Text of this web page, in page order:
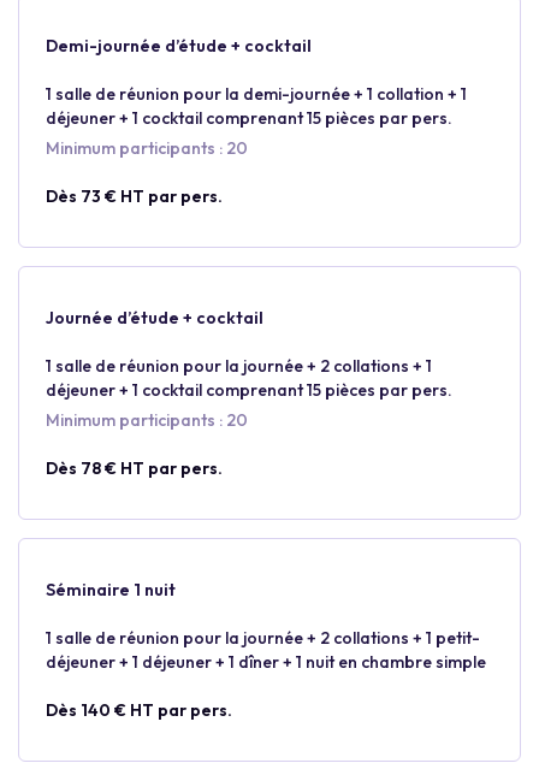
Demi-journée d’étude + cocktail
1 salle de réunion pour la demi-journée + 1 collation + 1
déjeuner + 1 cocktail comprenant 15 pièces par pers.
Minimum participants : 20
Dès 73 € HT par pers.
Journée d’étude + cocktail
1 salle de réunion pour la journée + 2 collations + 1
déjeuner + 1 cocktail comprenant 15 pièces par pers.
Minimum participants : 20
Dès 78 € HT par pers.
Séminaire 1 nuit
1 salle de réunion pour la journée + 2 collations + 1 petit-
déjeuner + 1 déjeuner + 1 dîner + 1 nuit en chambre simple
Dès 140 € HT par pers.